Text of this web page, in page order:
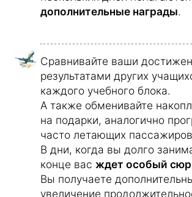
учащимися и искать
партнера по обучению.
Эта программа – онлайн-
работаетна любом
Вы можете начать
компьютере, а продолжить –
или смартфоне.
В конце занятия вы можете
новые и уже выученные
помощиаудиотренажера, в
лексика воспроизводится